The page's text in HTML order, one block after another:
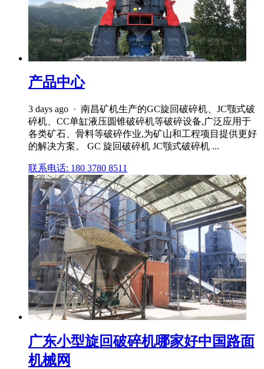
产品中心
3 days ago · 南昌矿机生产的GC旋回破碎机、JC颚式破
碎机、CC单缸液压圆锥破碎机等破碎设备,广泛应用于
各类矿石、骨料等破碎作业,为矿山和工程项目提供更好
的解决方案。 GC 旋回破碎机 JC颚式破碎机 ...
联系电话: 180 3780 8511
广东小型旋回破碎机哪家好中国路面
机械网